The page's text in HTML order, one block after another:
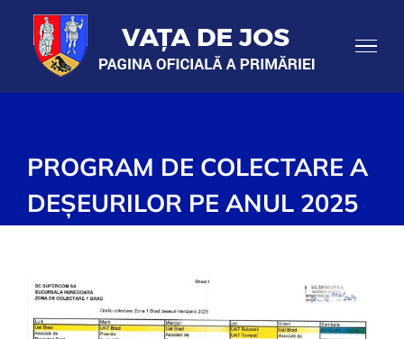
content
PROGRAM DE COLECTARE A
DEȘEURILOR PE ANUL 2025